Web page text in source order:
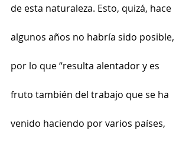
de esta naturaleza. Esto, quizá, hace
algunos años no habría sido posible,
por lo que “resulta alentador y es
fruto también del trabajo que se ha
venido haciendo por varios países,